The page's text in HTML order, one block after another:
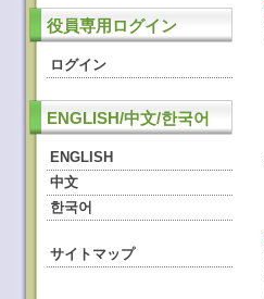
役員専用ログイン
ログイン
ENGLISH/中文/한국어
ENGLISH
中文
한국어
サイトマップ